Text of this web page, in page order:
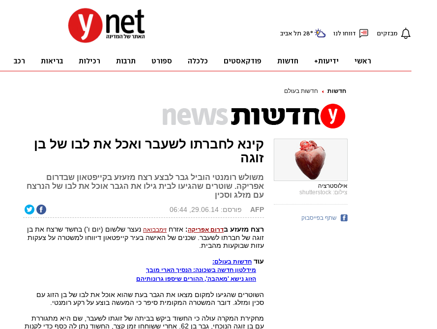
חדשות חדשות בעולם
קינא לחברתו לשעבר ואכל את לבו של בן
זוגה
משולש רומנטי הוביל גבר לבצע רצח מזעזע בקייפטאון שבדרום
אפריקה. שוטרים שהגיעו לבית גילו את הגבר אוכל את לבו של הנרצח
עם מזלג וסכין
AFP פורסם: 29.06.14, 06:44
רצח מזעזע בדרום אפריקה: אזרח זימבבואהנעצר שלשום (יום ו') בחשד שרצח את בן
זוגה של חברתו לשעבר. שכנים של האישה בעיר קייפטאון דיווחו למשטרה על צעקות
עזות שבוקעות מהבית.
עוד חדשות בעולם:
מידלטון חדשה בשכונה: הנסיך הארי מובך
הזוג נישא 'מאהבה', ההורים שיספו גרונותיהם
השוטרים שהגיעו למקום מצאו את הגבר בעת שהוא אוכל את לבו של בן הזוג עם
סכין ומזלג. דובר המשטרה המקומית סיפר כי המעשה בוצע על רקע רומנטי.
מחקירת המקרה עולה כי החשוד ביקש בביתה של זוגתו לשעבר, שם היא מתגוררת
עם בן זוגה הנוכחי, גבר בן 62. אחרי ששוחחו זמן קצר, החשוד נתן לה כסף כדי לקנות
אילוסטרציה
צילום: shutterstock
שתף בפייסבוק